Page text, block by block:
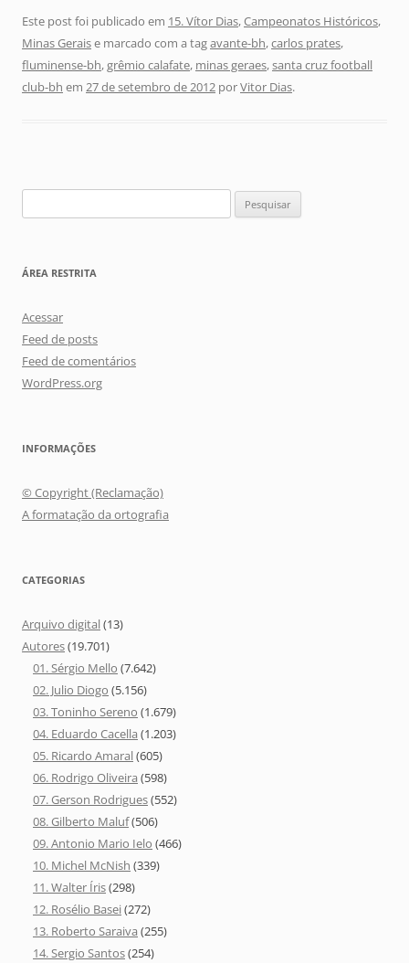
Este post foi publicado em 15. Vítor Dias,Campeonatos Históricos,
Minas Geraise marcado com a tagavante-bh,carlos prates,
fluminense-bh,grêmio calafate, minas geraes,santa cruz football
club-bh em 27 de setembro de 2012 porVitor Dias.
por:
ÁREA RESTRITA
Acessar
Feed de posts
Feed de comentários
WordPress.org
INFORMAÇÕES
© Copyright (Reclamação)
A formatação da ortografia
CATEGORIAS
Arquivo digital(13)
Autores(19.701)
01. Sérgio Mello (7.642)
02. Julio Diogo (5.156)
03. Toninho Sereno (1.679)
04. Eduardo Cacella (1.203)
05. Ricardo Amaral(605)
06. Rodrigo Oliveira (598)
07. Gerson Rodrigues(552)
08. Gilberto Maluf(506)
09. Antonio Mario Ielo (466)
10. Michel McNish (339)
11. Walter Íris(298)
12. Rosélio Basei(272)
13. Roberto Saraiva (255)
14. Sergio Santos(254)